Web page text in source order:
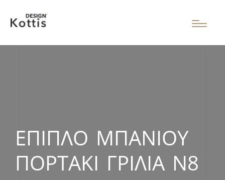
ΈΠΙΠΛΟ ΜΠΆΝΙΟΥ
ΠΟΡΤΆΚΙ ΓΡΊΛΙΑ Ν8